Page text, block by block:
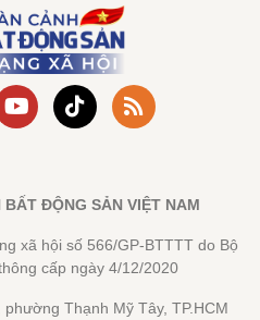
ĐỘNG SẢN VIỆT NAM
xã hội số 566/GP-BTTTT do Bộ
cấp ngày 4/12/2020
Thạnh Mỹ Tây, TP.HCM